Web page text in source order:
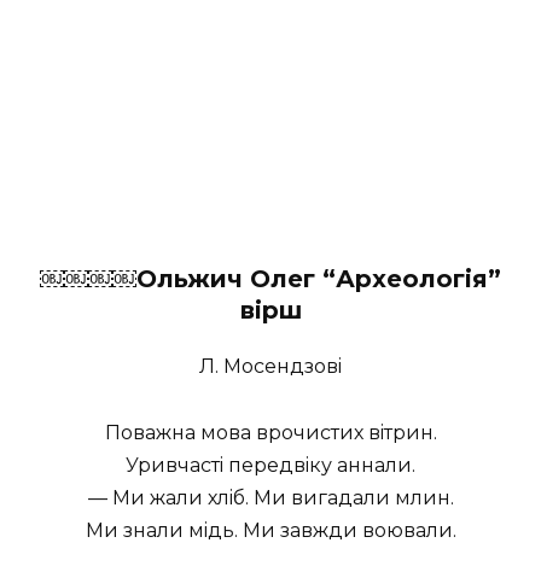
￼￼￼￼Ольжич Олег “Археологія”
вірш
Л. Мосендзовi
Поважна мова врочистих вiтрин.
Уривчастi передвiку аннали.
— Ми жали хлiб. Ми вигадали млин.
Ми знали мiдь. Ми завжди воювали.